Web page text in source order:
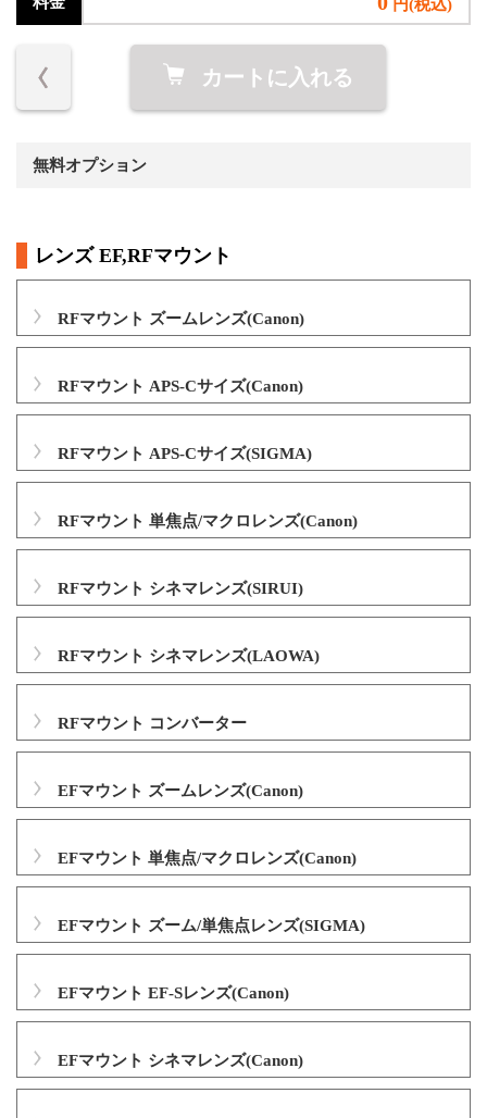
円(税込)
カートに入れる
無料オプション
レンズ EF,RFマウント
RFマウント ズームレンズ(Canon)
RFマウント APS-Cサイズ(Canon)
RFマウント APS-Cサイズ(SIGMA)
RFマウント 単焦点/マクロレンズ(Canon)
RFマウント シネマレンズ(SIRUI)
RFマウント シネマレンズ(LAOWA)
RFマウント コンバーター
EFマウント ズームレンズ(Canon)
EFマウント 単焦点/マクロレンズ(Canon)
EFマウント ズーム/単焦点レンズ(SIGMA)
EFマウント EF-Sレンズ(Canon)
EFマウント シネマレンズ(Canon)